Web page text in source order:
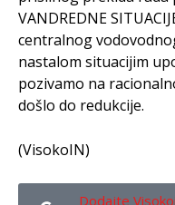
VANDREDNE
centralnog
nastalom situacijim
pozivamo na
došlo do redukcije.
(VisokoIN)
Dodajte